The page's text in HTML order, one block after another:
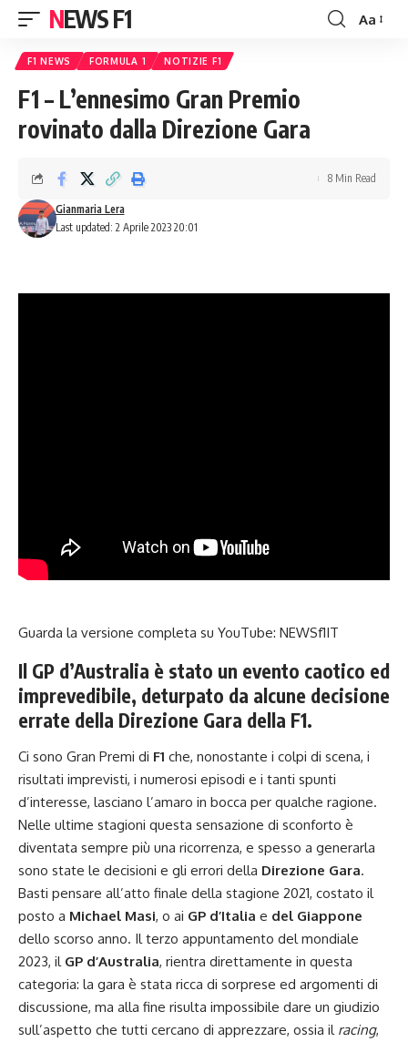
NEWS F1
Font
Aa
F1 NEWS FORMULA 1 NOTIZIE F1
F1 – L’ennesimo Gran Premio
rovinato dalla Direzione Gara
Last updated: 2 Aprile 2023 20:01
Gianmaria Lera
8 Min Read
Guarda la versione completa su YouTube: NEWSf1IT
Il GP d’Australia è stato un evento caotico ed
imprevedibile, deturpato da alcune decisione
errate della Direzione Gara della F1.
Ci sono Gran Premi di F1 che, nonostante i colpi di scena, i
risultati imprevisti, i numerosi episodi e i tanti spunti
d’interesse, lasciano l’amaro in bocca per qualche ragione.
Nelle ultime stagioni questa sensazione di sconforto è
diventata sempre più una ricorrenza, e spesso a generarla
sono state le decisioni e gli errori della Direzione Gara.
Basti pensare all’atto finale della stagione 2021, costato il
posto a Michael Masi, o ai GP d’Italia e del Giappone
dello scorso anno. Il terzo appuntamento del mondiale
2023, il GP d’Australia, rientra direttamente in questa
categoria: la gara è stata ricca di sorprese ed argomenti di
discussione, ma alla fine risulta impossibile dare un giudizio
sull’aspetto che tutti cercano di apprezzare, ossia il racing,